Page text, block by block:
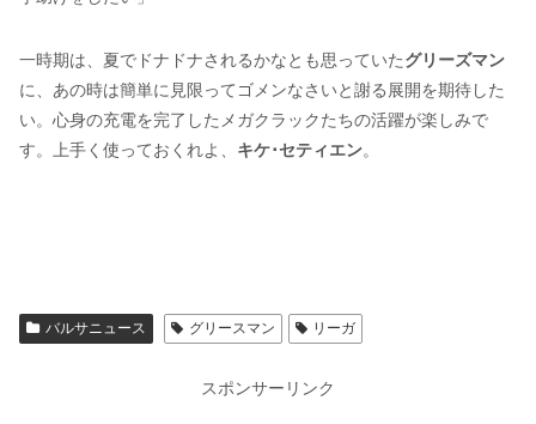
一時期は、夏でドナドナされるかなとも思っていたグリーズマン
に、あの時は簡単に見限ってゴメンなさいと謝る展開を期待した
い。心身の充電を完了したメガクラックたちの活躍が楽しみで
す。上手く使っておくれよ、 キケ･セティエン。
バルサニュース グリースマン リーガ
スポンサーリンク